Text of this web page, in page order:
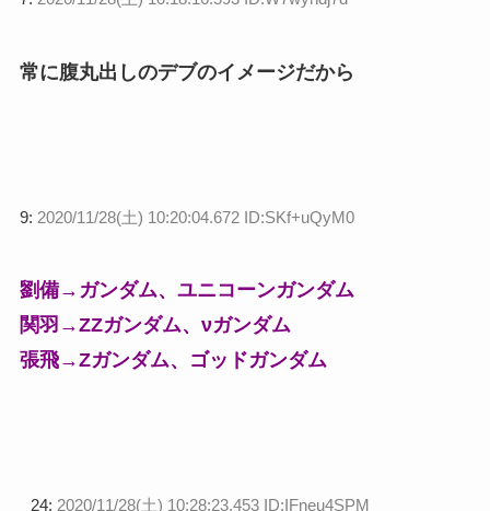
常に腹丸出しのデブのイメージだから
9: 2020/11/28(土) 10:20:04.672 ID:SKf+uQyM0
劉備→ガンダム、ユニコーンガンダム
関羽→ZZガンダム、νガンダム
張飛→Zガンダム、ゴッドガンダム
24: 2020/11/28(土) 10:28:23.453 ID:IFneu4SPM